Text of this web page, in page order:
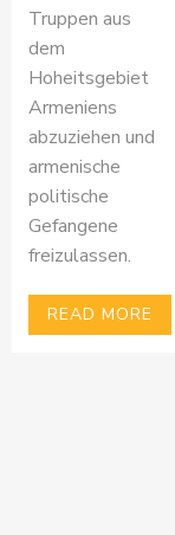
Truppen aus
dem
Hoheitsgebiet
Armeniens
abzuziehen und
armenische
politische
Gefangene
freizulassen.
READ MORE